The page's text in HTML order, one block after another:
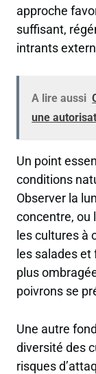
approche
suffisant,
intrants
A lire aussi
une
Un point
conditions
Observer la
concentre, ou
les cultures à
les salades
plus
poivrons se
Une autre
diversité des
risques